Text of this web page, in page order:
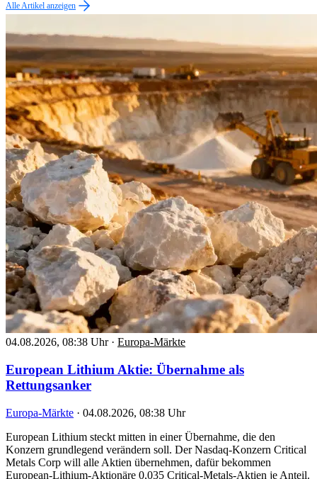
Alle Artikel anzeigen
04.08.2026, 08:38 Uhr · Europa-Märkte
European Lithium Aktie: Übernahme als
Rettungsanker
Europa-Märkte · 04.08.2026, 08:38 Uhr
European Lithium steckt mitten in einer Übernahme, die den
Konzern grundlegend verändern soll. Der Nasdaq-Konzern Critical
Metals Corp will alle Aktien übernehmen, dafür bekommen
European-Lithium-Aktionäre 0,035 Critical-Metals-Aktien je Anteil.